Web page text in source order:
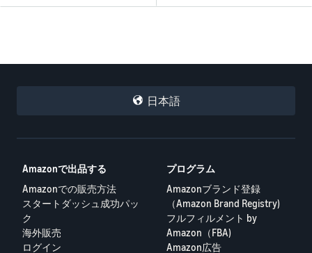
日本語
Amazonで出品する
Amazonでの販売方法
スタートダッシュ成功パッ
ク
海外販売
ログイン
プログラム
Amazonブランド登録
（Amazon Brand Registry)
フルフィルメント by
Amazon（FBA)
Amazon広告